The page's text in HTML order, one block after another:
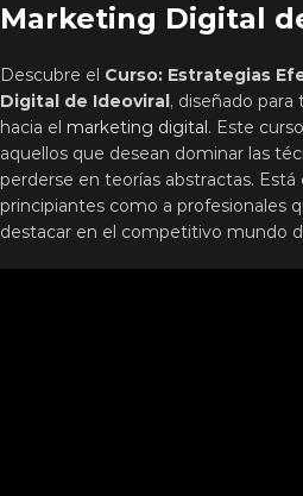
Marketing Digital
Descubre el Curso: Estrategias
Digital de Ideoviral , diseñado
hacia el marketing digital . Este
aquellos que desean dominar las
perderse en teorías abstractas.
principiantes como a profesionales
destacar en el competitivo mundo